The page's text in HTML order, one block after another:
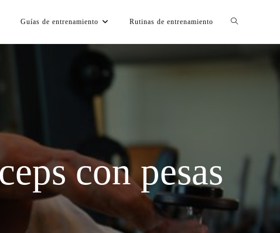
Guías de entrenamiento Rutinas de entrenamiento
con pesas